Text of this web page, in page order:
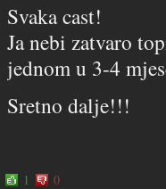
Svaka cast!
Ja nebi zatvaro
jednom u 3-4
Sretno dalje!!!
1 0